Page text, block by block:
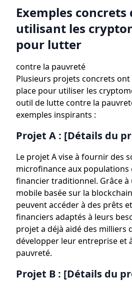
Exemples concrets
utilisant les
pour lutter
contre la pauvreté
Plusieurs projets concrets ont
place pour utiliser les
outil de lutte contre la
exemples inspirants :
Projet A : [Détails du
Le projet A vise à fournir des
microfinance aux populations
financier traditionnel. Grâce à
mobile basée sur la
peuvent accéder à des prêts
financiers adaptés à leurs
projet a déjà aidé des milliers
développer leur entreprise et
pauvreté.
Projet B : [Détails du